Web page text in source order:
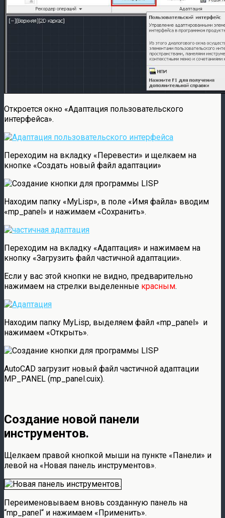
Откроется окно «Адаптация пользовательского
интерфейса».
Переходим на вкладку «Перевести» и щелкаем на
кнопке «Создать новый файл адаптации»
Находим папку «MyLisp», в поле «Имя файла» вводим
«mp_panel» и нажимаем «Сохранить».
Переходим на вкладку «Адаптация» и нажимаем на
кнопку «Загрузить файл частичной адаптации».
Если у вас этой кнопки не видно, предварительно
нажимаем на стрелки выделенные красным.
Находим папку MyLisp, выделяем файл «mp_panel» и
нажимаем «Открыть».
AutoCAD загрузит новый файл частичной адаптации
MP_PANEL (mp_panel.cuix).
Создание новой панели
инструментов.
Щелкаем правой кнопкой мыши на пункте «Панели» и
левой на «Новая панель инструментов».
Переименовываем вновь созданную панель на
“mp_panel“ и нажимаем «Применить».